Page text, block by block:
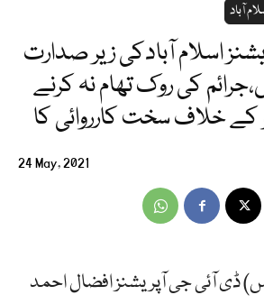
آباد
اسلام آبادکی زیر صدارت
کی روک تھام نہ کرنے
کے خلاف سخت کارروائی کا
24 May, 2021
ڈی آئی جی آپریشنز افضال احمد